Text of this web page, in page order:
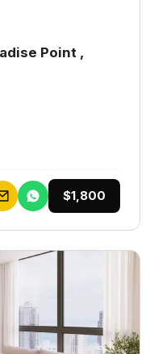
Point ,
$1,800